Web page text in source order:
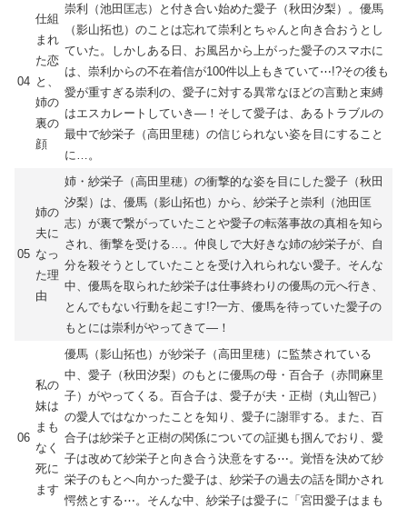
04
仕組
まれ
た恋
と、
姉の
裏の
顔
崇利（池田匡志）と付き合い始めた愛子（秋田汐梨）。優馬
（影山拓也）のことは忘れて崇利とちゃんと向き合おうとし
ていた。しかしある日、お風呂から上がった愛子のスマホに
は、崇利からの不在着信が100件以上もきていて⋯!?その後も
愛が重すぎる崇利の、愛子に対する異常なほどの言動と束縛
はエスカレートしていき―！そして愛子は、あるトラブルの
最中で紗栄子（高田里穂）の信じられない姿を目にすること
に…。
05
姉の
夫に
なっ
た理
由
姉・紗栄子（高田里穂）の衝撃的な姿を目にした愛子（秋田
汐梨）は、優馬（影山拓也）から、紗栄子と崇利（池田匡
志）が裏で繋がっていたことや愛子の転落事故の真相を知ら
され、衝撃を受ける…。仲良しで大好きな姉の紗栄子が、自
分を殺そうとしていたことを受け入れられない愛子。そんな
中、優馬を取られた紗栄子は仕事終わりの優馬の元へ行き、
とんでもない行動を起こす!?一方、優馬を待っていた愛子の
もとには崇利がやってきて―！
06
私の
妹は
まも
なく
死に
ます
優馬（影山拓也）が紗栄子（高田里穂）に監禁されている
中、愛子（秋田汐梨）のもとに優馬の母・百合子（赤間麻里
子）がやってくる。百合子は、愛子が夫・正樹（丸山智己）
の愛人ではなかったことを知り、愛子に謝罪する。また、百
合子は紗栄子と正樹の関係についての証拠も掴んでおり、愛
子は改めて紗栄子と向き合う決意をする⋯。覚悟を決めて紗
栄子のもとへ向かった愛子は、紗栄子の過去の話を聞かされ
愕然とする⋯。そんな中、紗栄子は愛子に「宮田愛子はまも